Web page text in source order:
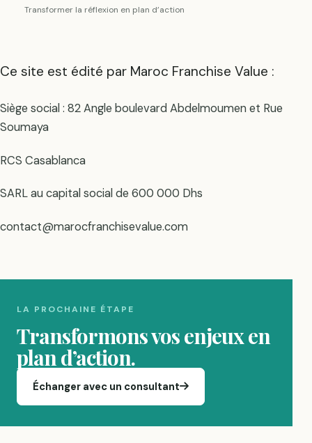
Transformer la réflexion en plan d’action
Ce site est édité par Maroc Franchise Value :
Siège social : 82 Angle boulevard Abdelmoumen et Rue
Soumaya
RCS Casablanca
SARL au capital social de 600 000 Dhs
contact@marocfranchisevalue.com
LA PROCHAINE ÉTAPE
Transformons vos enjeux en
plan d’action.
Échanger avec un consultant